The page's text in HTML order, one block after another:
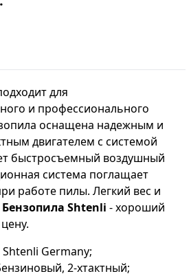
для
и профессионального
оснащена надежным и
двигателем с системой
быстросъемный воздушный
система поглащает
работе пилы. Легкий вес и
Бензопила Shtenli - хороший
Shtenli Germany;
2-хтактный;